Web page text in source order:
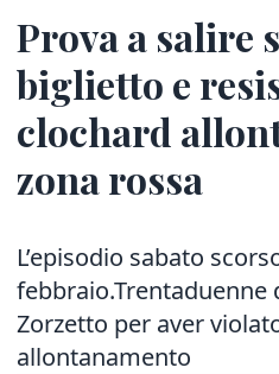
Prova a salire
biglietto e
clochard
zona rossa
L’episodio sabato
febbraio.Trentaduenne
Zorzetto per aver
allontanamento